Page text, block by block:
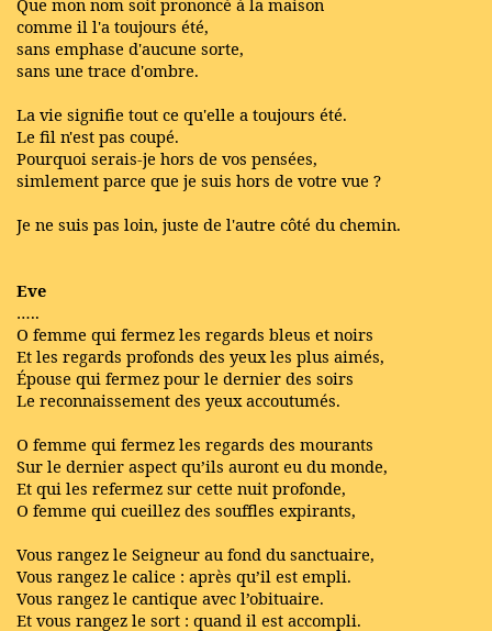
Que mon nom soit prononcé à la maison
comme il l'a toujours été,
sans emphase d'aucune sorte,
sans une trace d'ombre.
La vie signifie tout ce qu'elle a toujours été.
Le fil n'est pas coupé.
Pourquoi serais-je hors de vos pensées,
simlement parce que je suis hors de votre vue ?
Je ne suis pas loin, juste de l'autre côté du chemin.
Eve
…..
O femme qui fermez les regards bleus et noirs
Et les regards profonds des yeux les plus aimés,
Épouse qui fermez pour le dernier des soirs
Le reconnaissement des yeux accoutumés.
O femme qui fermez les regards des mourants
Sur le dernier aspect qu’ils auront eu du monde,
Et qui les refermez sur cette nuit profonde,
O femme qui cueillez des souffles expirants,
Vous rangez le Seigneur au fond du sanctuaire,
Vous rangez le calice : après qu’il est empli.
Vous rangez le cantique avec l’obituaire.
Et vous rangez le sort : quand il est accompli.